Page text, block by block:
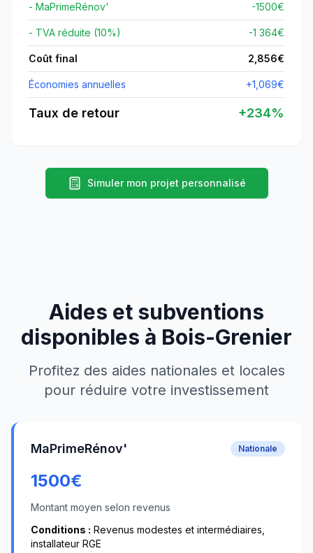
- MaPrimeRénov' -1500€
- TVA réduite (10%) -1 364€
Coût final 2,856€
Économies annuelles +1,069€
Taux de retour +234%
Simuler mon projet personnalisé
Aides et subventions
disponibles à Bois-Grenier
Profitez des aides nationales et locales
pour réduire votre investissement
MaPrimeRénov' Nationale
1500€
Montant moyen selon revenus
Conditions : Revenus modestes et intermédiaires,
installateur RGE